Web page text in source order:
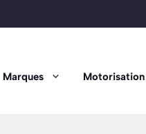
Marques Motorisation